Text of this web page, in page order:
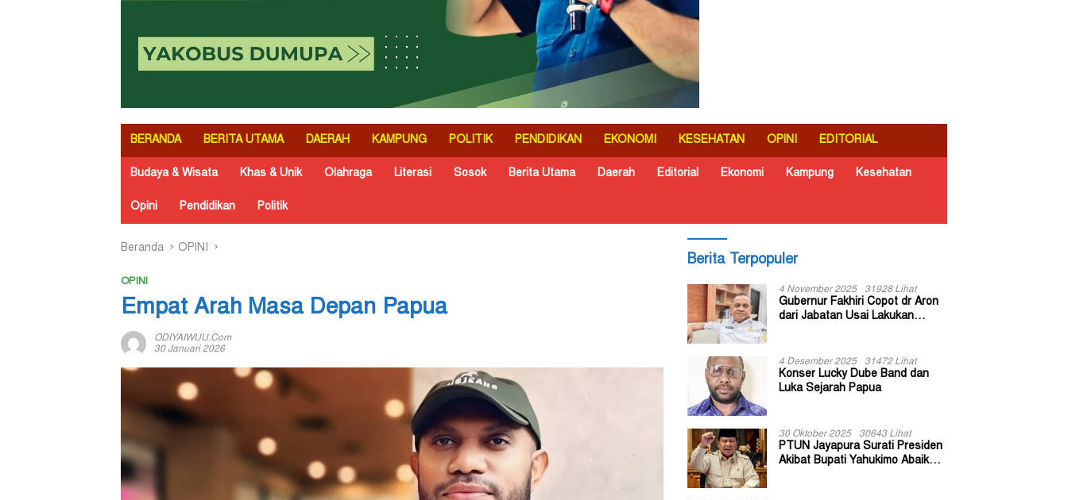
BERANDA BERITA UTAMA DAERAH KAMPUNG POLITIK PENDIDIKAN EKONOMI KESEHATAN OPINI EDITORIAL
Budaya & Wisata Khas & Unik Olahraga Literasi Sosok Berita Utama Daerah Editorial Ekonomi Kampung Kesehatan
Opini Pendidikan Politik
Beranda OPINI
OPINI
Empat Arah Masa Depan Papua
ODIYAIWUU.com
30 Januari 2026
Berita Terpopuler
4 November 2025 31928 Lihat
Gubernur Fakhiri Copot dr Aron
dari Jabatan Usai Lakukan
4 Desember 2025 31472 Lihat
Konser Lucky Dube Band dan
Luka Sejarah Papua
30 Oktober 2025 30643 Lihat
PTUN Jayapura Surati Presiden
Akibat Bupati Yahukimo Abaikan